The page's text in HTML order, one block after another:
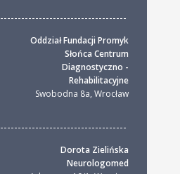
Oddział Fundacji Promyk
Słońca Centrum
Diagnostyczno -
Rehabilitacyjne
Swobodna 8a,Wrocław
Dorota Zielińska
Neurologomed